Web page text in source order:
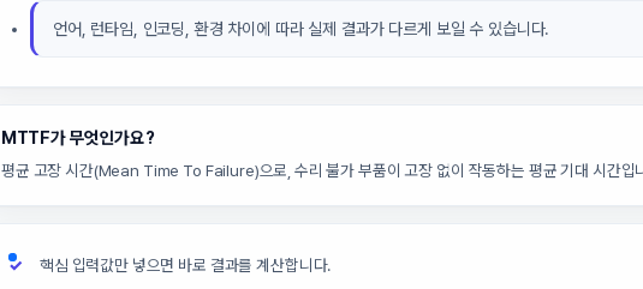
언어, 런타임, 인코딩, 환경 차이에 따라 실제 결과가 다르게 보일 수 있습니다.
MTTF가 무엇인가요?
평균 고장 시간(Mean Time To Failure)으로, 수리 불가 부품이 고장 없이 작동하는 평균 기대 시간입
핵심 입력값만 넣으면 바로 결과를 계산합니다.